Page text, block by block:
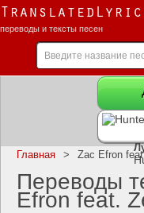
переводы и тексты песен
Главная > Zac Efron
Переводы
Efron feat.